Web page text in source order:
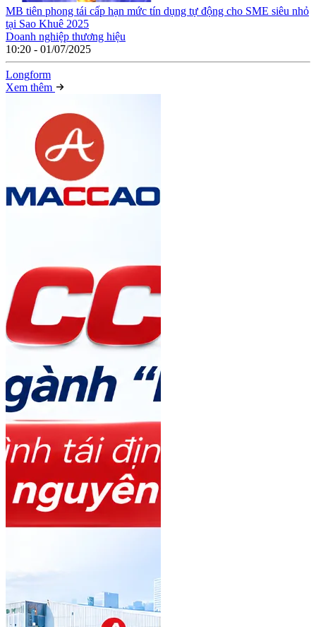
MB tiên phong tái cấp hạn mức tín dụng tự động cho SME siêu nhỏ
tại Sao Khuê 2025
Doanh nghiệp thương hiệu
10:20 - 01/07/2025
Longform
Xem thêm